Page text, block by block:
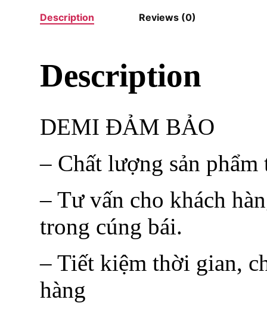
Description Reviews (0)
Description
DEMI ĐẢM BẢO
– Chất lượng sản
– Tư vấn cho khách
trong cúng bái.
– Tiết kiệm thời gian,
hàng